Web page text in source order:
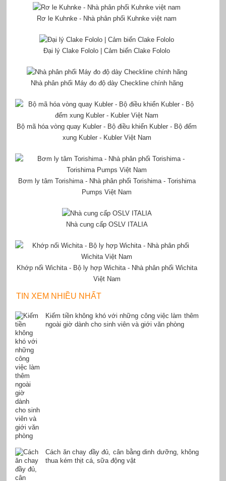
Rơ le Kuhnke - Nhà phân phối Kuhnke việt nam
Đại lý Clake Fololo | Cảm biến Clake Fololo
Nhà phân phối Máy đo độ dày Checkline chính hãng
Bộ mã hóa vòng quay Kubler - Bộ điều khiển Kubler - Bộ đếm
xung Kubler - Kubler Việt Nam
Bơm ly tâm Torishima - Nhà phân phối Torishima - Torishima
Pumps Việt Nam
Nhà cung cấp OSLV ITALIA
Khớp nối Wichita - Bộ ly hợp Wichita - Nhà phân phối Wichita
Việt Nam
TIN XEM NHIỀU NHẤT
Kiếm tiền không khó với những công việc làm thêm
ngoài giờ dành cho sinh viên và giới văn phòng
Cách ăn chay đầy đủ, cân bằng dinh dưỡng, không
thua kém thịt cá, sữa động vật